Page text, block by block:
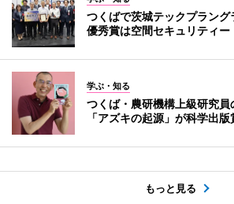
つくばで茨城テックプラン
優秀賞は空間セキュリティー
学ぶ・知る
つくば・農研機構上級研究
「アズキの起源」が科学出版
もっと見る